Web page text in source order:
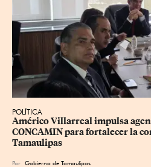
POLÍTICA
Américo Villarreal impulsa
CONCAMIN para fortalecer la
Tamaulipas
Por Gobierno de Tamaulipas